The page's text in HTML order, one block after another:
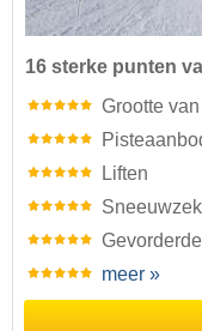
16 sterke punten
Grootte
Liften
meer »